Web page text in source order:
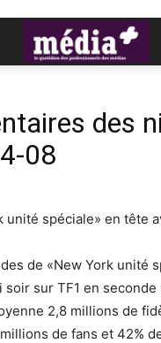
des
08
unité spéciale» en tête
de «New York unité
soir sur TF1 en
2,8 millions de
de fans et 42%